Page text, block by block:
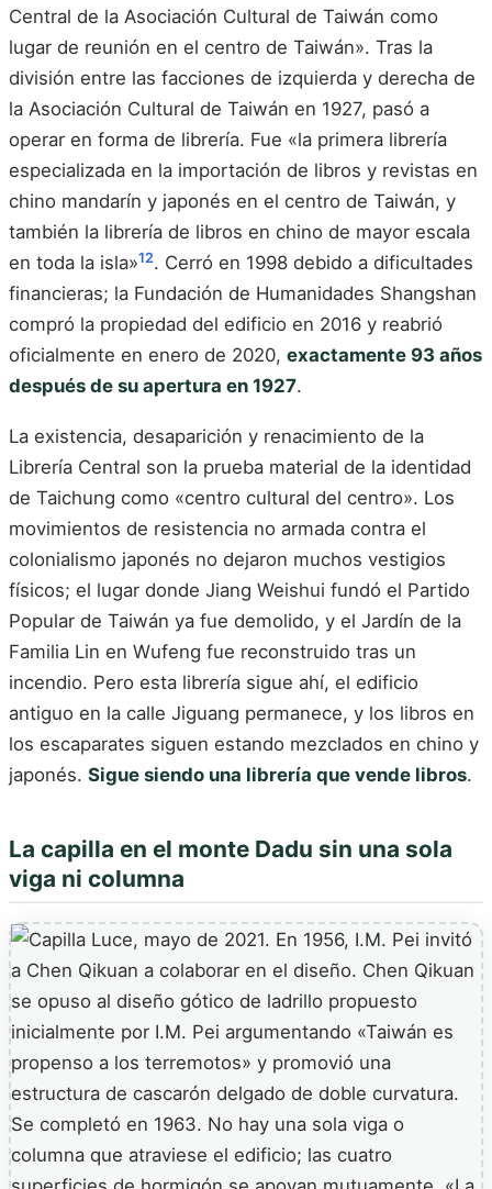
Central de la Asociación Cultural de Taiwán como
lugar de reunión en el centro de Taiwán». Tras la
división entre las facciones de izquierda y derecha de
la Asociación Cultural de Taiwán en 1927, pasó a
operar en forma de librería. Fue «la primera librería
especializada en la importación de libros y revistas en
chino mandarín y japonés en el centro de Taiwán, y
también la librería de libros en chino de mayor escala
en toda la isla»12. Cerró en 1998 debido a dificultades
financieras; la Fundación de Humanidades Shangshan
compró la propiedad del edificio en 2016 y reabrió
oficialmente en enero de 2020, exactamente 93 años
después de su apertura en 1927.
La existencia, desaparición y renacimiento de la
Librería Central son la prueba material de la identidad
de Taichung como «centro cultural del centro». Los
movimientos de resistencia no armada contra el
colonialismo japonés no dejaron muchos vestigios
físicos; el lugar donde Jiang Weishui fundó el Partido
Popular de Taiwán ya fue demolido, y el Jardín de la
Familia Lin en Wufeng fue reconstruido tras un
incendio. Pero esta librería sigue ahí, el edificio
antiguo en la calle Jiguang permanece, y los libros en
los escaparates siguen estando mezclados en chino y
japonés. Sigue siendo una librería que vende libros.
La capilla en el monte Dadu sin una sola
viga ni columna